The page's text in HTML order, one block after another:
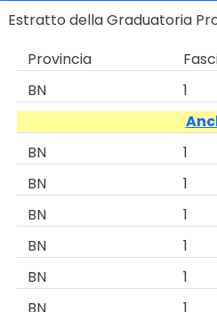
Estratto della Graduatoria
Provincia
BN
1
BN
1
BN
1
BN
1
BN
1
BN
1